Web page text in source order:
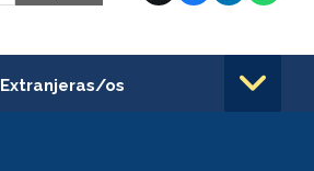
Extranjeras/os